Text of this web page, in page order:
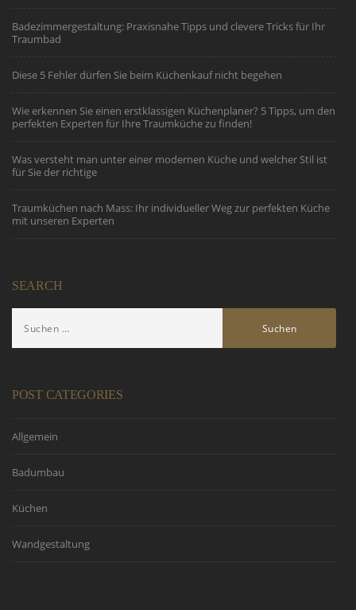
Badezimmergestaltung: Praxisnahe Tipps und clevere Tricks für Ihr
Traumbad
Diese 5 Fehler dürfen Sie beim Küchenkauf nicht begehen
Wie erkennen Sie einen erstklassigen Küchenplaner? 5 Tipps, um den
perfekten Experten für Ihre Traumküche zu finden!
Was versteht man unter einer modernen Küche und welcher Stil ist
für Sie der richtige
Traumküchen nach Mass: Ihr individueller Weg zur perfekten Küche
mit unseren Experten
SEARCH
POST CATEGORIES
Allgemein
Badumbau
Küchen
Wandgestaltung